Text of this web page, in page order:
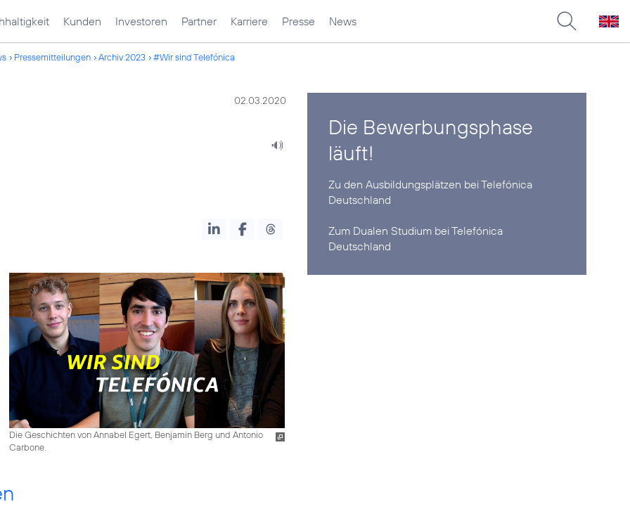
Kunden Investoren Partner Karriere Presse News
Pressemitteilungen Archiv 2023 #Wir sind Telefónica
02.03.2020
Die Geschichten von Annabel Egert, Benjamin Berg und Antonio
Carbone.
Die Bewerbungsphase
läuft!
Zu den Ausbildungsplätzen bei Telefónica
Deutschland
Zum Dualen Studium bei Telefónica
Deutschland